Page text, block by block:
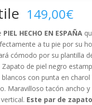
149,00€
PIEL HECHO EN ESPAÑA
a tu pie por su
cómodo por su plantilla
de piel negro
con punta en
Maravilloso tacón ancho
Este par de